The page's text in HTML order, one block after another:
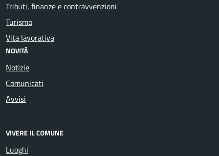
Tributi, finanze e contravvenzioni
Turismo
Vita lavorativa
NOVITÀ
Notizie
Comunicati
Avvisi
VIVERE IL COMUNE
Luoghi